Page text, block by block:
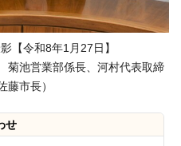
【令和8年1月27日】
菊池営業部係長、河村代表取締
藤市長）
せ